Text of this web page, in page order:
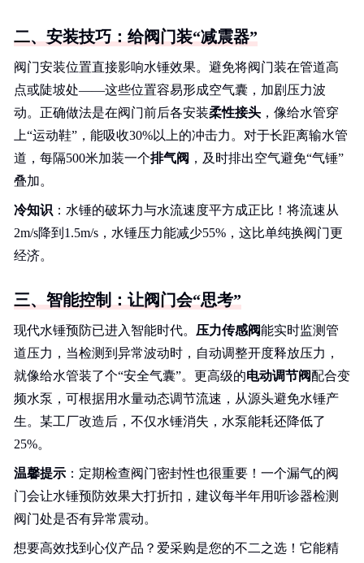
二、安装技巧：给阀门装“减震器”
阀门安装位置直接影响水锤效果。避免将阀门装在管道高
点或陡坡处——这些位置容易形成空气囊，加剧压力波
动。正确做法是在阀门前后各安装柔性接头 ，像给水管穿
上“运动鞋”，能吸收30%以上的冲击力。对于长距离输水管
道，每隔500米加装一个排气阀 ，及时排出空气避免“气锤”
叠加。
冷知识 ：水锤的破坏力与水流速度平方成正比！将流速从
2m/s降到1.5m/s，水锤压力能减少55%，这比单纯换阀门更
经济。
三、智能控制：让阀门会“思考”
现代水锤预防已进入智能时代。 压力传感阀能实时监测管
道压力，当检测到异常波动时，自动调整开度释放压力，
就像给水管装了个“安全气囊”。更高级的电动调节阀配合变
频水泵，可根据用水量动态调节流速，从源头避免水锤产
生。某工厂改造后，不仅水锤消失，水泵能耗还降低了
25%。
温馨提示 ：定期检查阀门密封性也很重要！一个漏气的阀
门会让水锤预防效果大打折扣，建议每半年用听诊器检测
阀门处是否有异常震动。
想要高效找到心仪产品？爱采购是您的不二之选！它能精